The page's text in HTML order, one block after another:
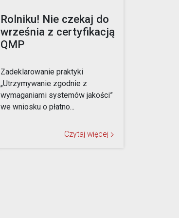
Rolniku! Nie czekaj do
września z certyfikacją
QMP
Zadeklarowanie praktyki
„Utrzymywanie zgodnie z
wymaganiami systemów jakości”
we wniosku o płatno...
Czytaj więcej